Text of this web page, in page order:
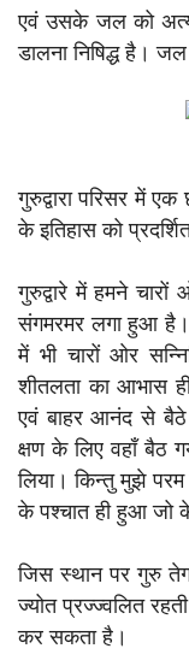
एवं उसके जल को
डालना निषिद्ध है।
गुरुद्वारा परिसर में
के इतिहास को
गुरुद्वारे में हमने
संगमरमर लगा हुआ
में भी चारों ओर
शीतलता का आभास
एवं बाहर आनंद से
क्षण के लिए वहाँ बैठ
लिया। किन्तु मुझे
के पश्चात ही हुआ जो
जिस स्थान पर गुरु
ज्योत प्रज्ज्वलित
कर सकता है।